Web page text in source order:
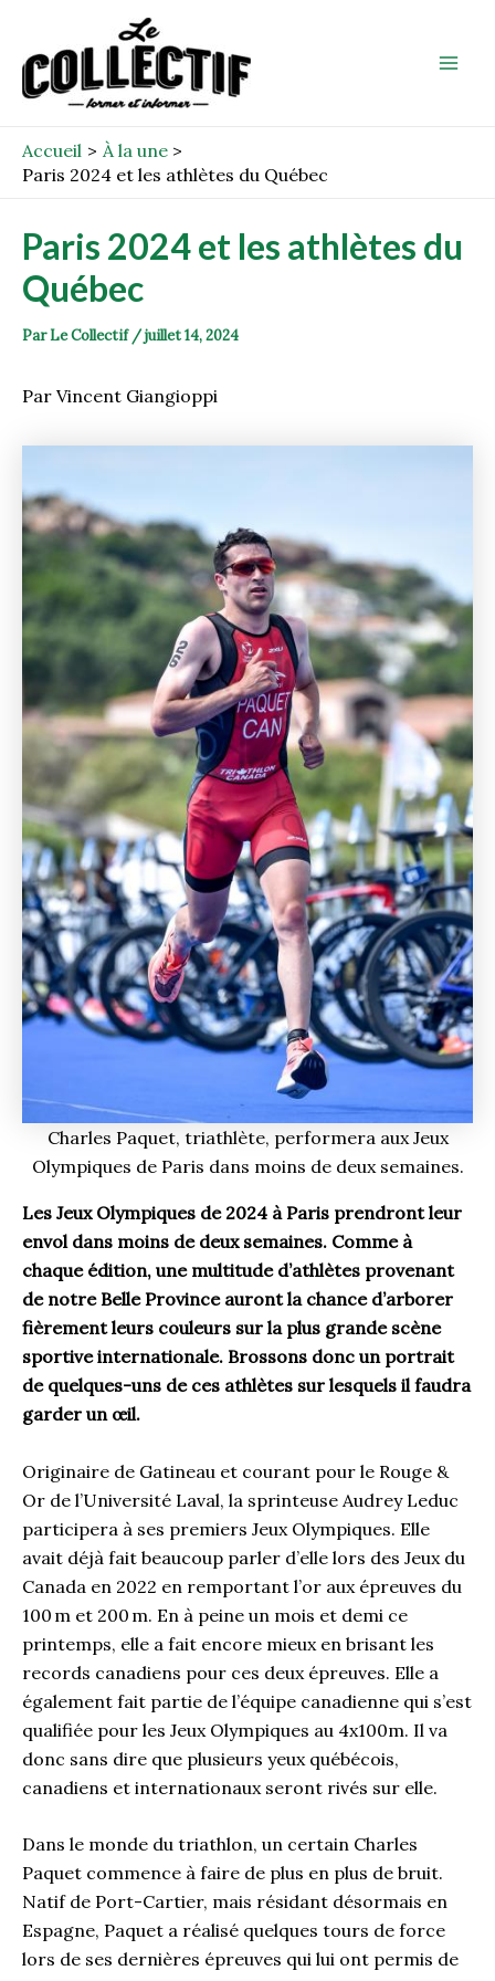
contenu
Accueil
À la une
Paris 2024 et les athlètes du Québec
Paris 2024 et les athlètes du
Québec
ParLe Collectif /juillet 14, 2024
Par Vincent Giangioppi
Charles Paquet, triathlète, performera aux Jeux
Olympiques de Paris dans moins de deux semaines.
Les Jeux Olympiques de 2024 à Paris prendront leur
envol dans moins de deux semaines. Comme à
chaque édition, une multitude d’athlètes provenant
de notre Belle Province auront la chance d’arborer
fièrement leurs couleurs sur la plus grande scène
sportive internationale. Brossons donc un portrait
de quelques-uns de ces athlètes sur lesquels il faudra
garder un œil.
Originaire de Gatineau et courant pour le Rouge &
Or de l’Université Laval, la sprinteuse Audrey Leduc
participera à ses premiers Jeux Olympiques. Elle
avait déjà fait beaucoup parler d’elle lors des Jeux du
Canada en 2022 en remportant l’or aux épreuves du
100 m et 200 m. En à peine un mois et demi ce
printemps, elle a fait encore mieux en brisant les
records canadiens pour ces deux épreuves. Elle a
également fait partie de l’équipe canadienne qui s’est
qualifiée pour les Jeux Olympiques au 4x100m. Il va
donc sans dire que plusieurs yeux québécois,
canadiens et internationaux seront rivés sur elle.
Dans le monde du triathlon, un certain Charles
Paquet commence à faire de plus en plus de bruit.
Natif de Port-Cartier, mais résidant désormais en
Espagne, Paquet a réalisé quelques tours de force
lors de ses dernières épreuves qui lui ont permis de
navigation